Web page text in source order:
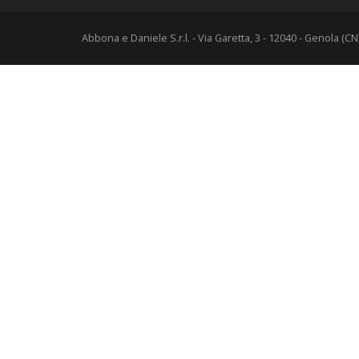
Abbona e Daniele S.r.l. - Via Garetta, 3 - 12040 - Genola